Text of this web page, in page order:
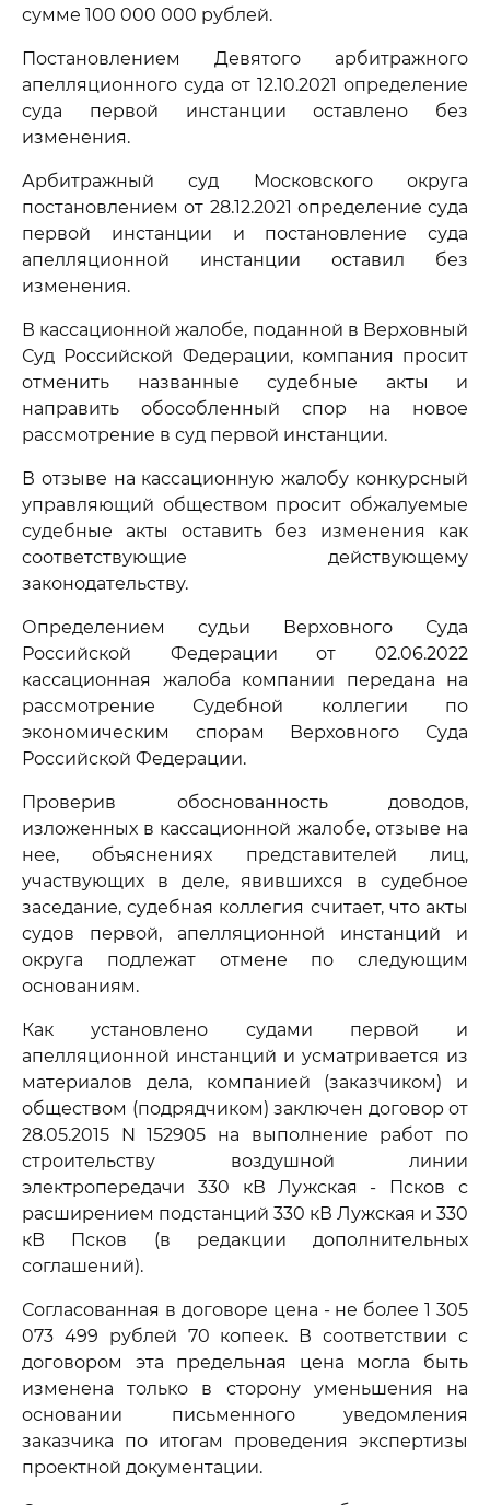
сумме 100 000 000 рублей.
Постановлением Девятого арбитражного
апелляционного суда от 12.10.2021 определение
суда первой инстанции оставлено без
изменения.
Арбитражный суд Московского округа
постановлением от 28.12.2021 определение суда
первой инстанции и постановление суда
апелляционной инстанции оставил без
изменения.
В кассационной жалобе, поданной в Верховный
Суд Российской Федерации, компания просит
отменить названные судебные акты и
направить обособленный спор на новое
рассмотрение в суд первой инстанции.
В отзыве на кассационную жалобу конкурсный
управляющий обществом просит обжалуемые
судебные акты оставить без изменения как
соответствующие действующему
законодательству.
Определением судьи Верховного Суда
Российской Федерации от 02.06.2022
кассационная жалоба компании передана на
рассмотрение Судебной коллегии по
экономическим спорам Верховного Суда
Российской Федерации.
Проверив обоснованность доводов,
изложенных в кассационной жалобе, отзыве на
нее, объяснениях представителей лиц,
участвующих в деле, явившихся в судебное
заседание, судебная коллегия считает, что акты
судов первой, апелляционной инстанций и
округа подлежат отмене по следующим
основаниям.
Как установлено судами первой и
апелляционной инстанций и усматривается из
материалов дела, компанией (заказчиком) и
обществом (подрядчиком) заключен договор от
28.05.2015 N 152905 на выполнение работ по
строительству воздушной линии
электропередачи 330 кВ Лужская - Псков с
расширением подстанций 330 кВ Лужская и 330
кВ Псков (в редакции дополнительных
соглашений).
Согласованная в договоре цена - не более 1 305
073 499 рублей 70 копеек. В соответствии с
договором эта предельная цена могла быть
изменена только в сторону уменьшения на
основании письменного уведомления
заказчика по итогам проведения экспертизы
проектной документации.